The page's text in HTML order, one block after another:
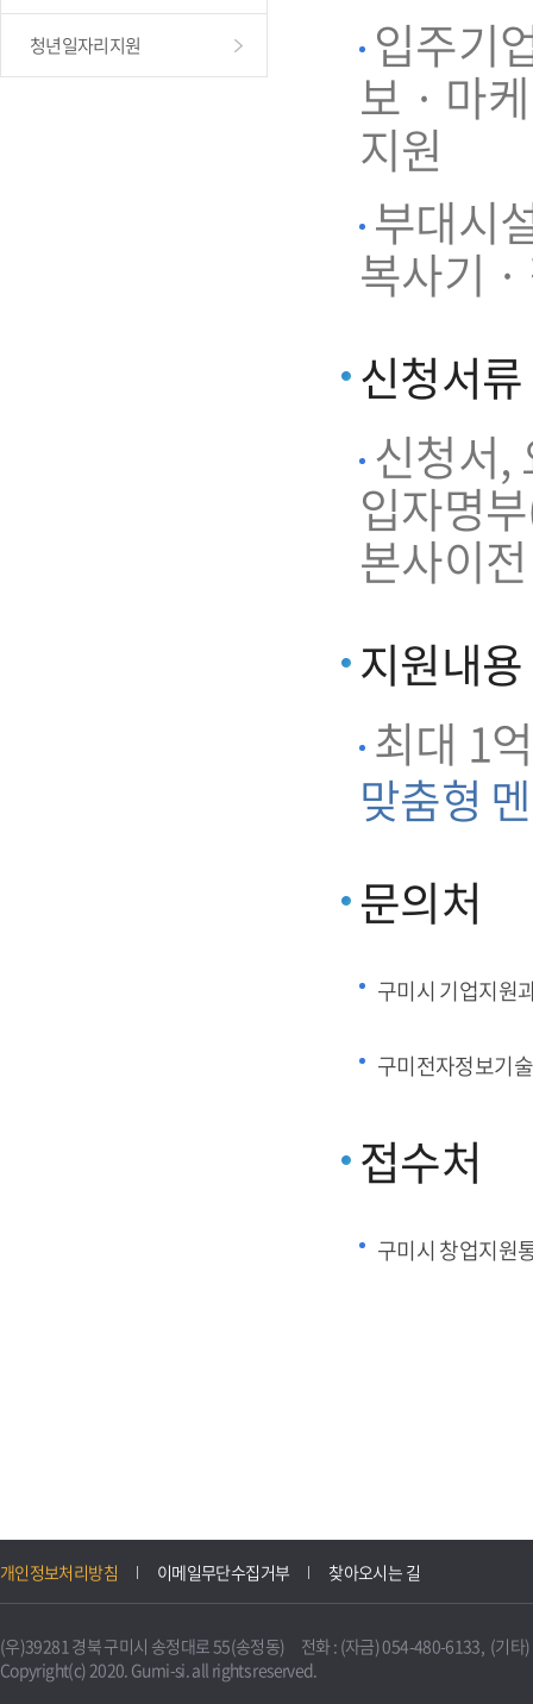
청년일자리지원 입주기
보 · 마
지원
부대시
복사기
신청서류
신청서,
입자명
본사이
지원내용
최대 1
맞춤형
문의처
구미시 기업지원
구미전자정보기
접수처
구미시 창업지원
개인정보처리방침 이메일무단수집거부 찾아오시는 길
(우)39281 경북 구미시 송정대로 55(송정동) 전화 : (자금) 054-480-6133, (기타
Copyright(c) 2020. Gumi-si. all rights reserved.